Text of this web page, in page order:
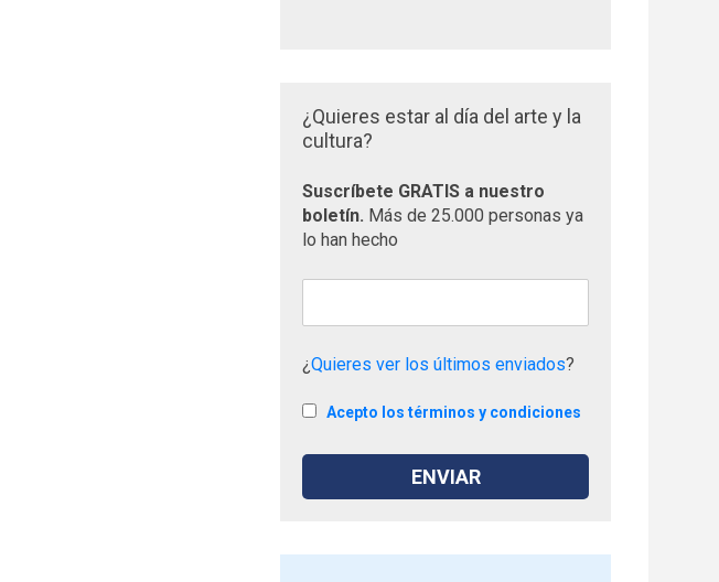
¿Quieres estar al día del arte y la
cultura?
Suscríbete GRATIS a nuestro
boletín. Más de 25.000 personas ya
lo han hecho
¿Quieres ver los últimos enviados?
Acepto los términos y condiciones